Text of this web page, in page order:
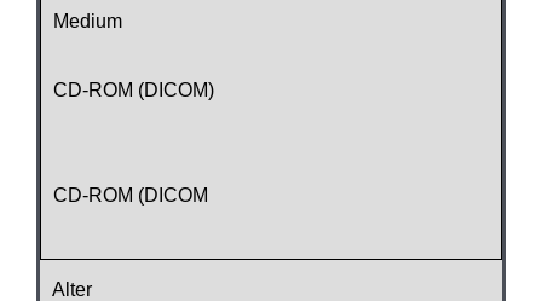
Medium
CD-ROM (DICOM)
CD-ROM (DICOM
Alter